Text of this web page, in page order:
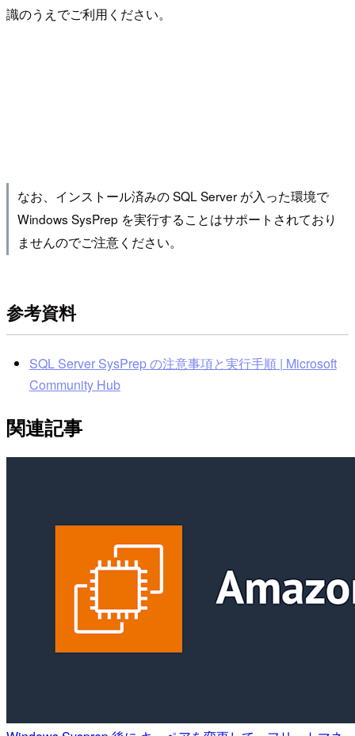
識のうえでご利用ください。
なお、インストール済みの SQL Server が入った環境で
Windows SysPrep を実行することはサポートされており
ませんのでご注意ください。
参考資料
SQL Server SysPrep の注意事項と実行手順 | Microsoft
Community Hub
関連記事